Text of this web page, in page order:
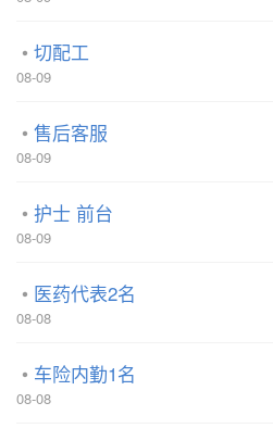
切配工
08-09
售后客服
08-09
护士 前台
08-09
医药代表2名
08-08
车险内勤1名
08-08